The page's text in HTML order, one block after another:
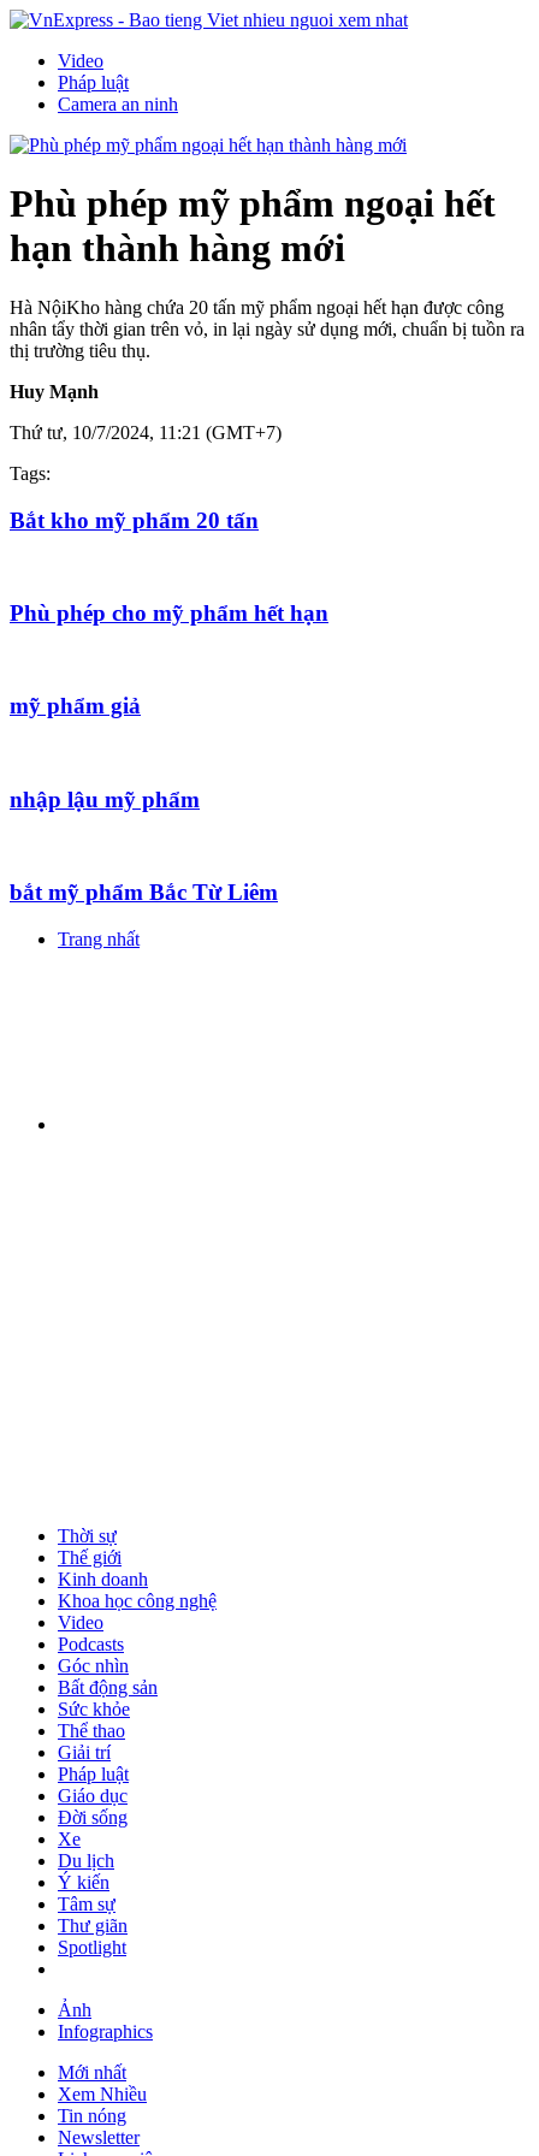
Video
Pháp luật
Camera an ninh
Phù phép mỹ phẩm ngoại hết
hạn thành hàng mới
Hà NộiKho hàng chứa 20 tấn mỹ phẩm ngoại hết hạn được công
nhân tẩy thời gian trên vỏ, in lại ngày sử dụng mới, chuẩn bị tuồn ra
thị trường tiêu thụ.
Huy Mạnh
Thứ tư, 10/7/2024, 11:21 (GMT+7)
Tags:
Bắt kho mỹ phẩm 20 tấn
Phù phép cho mỹ phẩm hết hạn
mỹ phẩm giả
nhập lậu mỹ phẩm
bắt mỹ phẩm Bắc Từ Liêm
Trang nhất
Thời sự
Thế giới
Kinh doanh
Khoa học công nghệ
Video
Podcasts
Góc nhìn
Bất động sản
Sức khỏe
Thể thao
Giải trí
Pháp luật
Giáo dục
Đời sống
Xe
Du lịch
Ý kiến
Tâm sự
Thư giãn
Spotlight
Ảnh
Infographics
Mới nhất
Xem Nhiều
Tin nóng
Newsletter